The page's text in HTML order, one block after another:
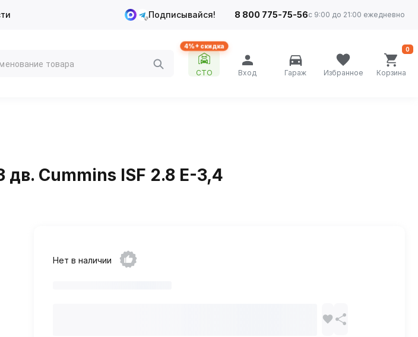
Подписывайся! 8 800 775-75-56с 9:00 до 21:00 ежедневно
4%+ скидка
СТО Вход Гараж Избранное Корзина
0
Cummins ISF 2.8 E-3,4
Нет в наличии